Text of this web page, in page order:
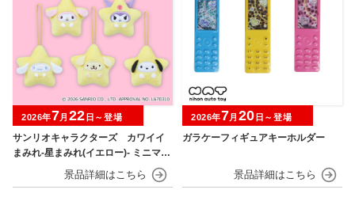
サンリオキャラクターズ カワイイ
まみれ-星まみれ(イエロー)- ミニマス
2026年7月 22 日～登場
ガラケーフィギュアキーホルダー
2026年7月 20 日～登場